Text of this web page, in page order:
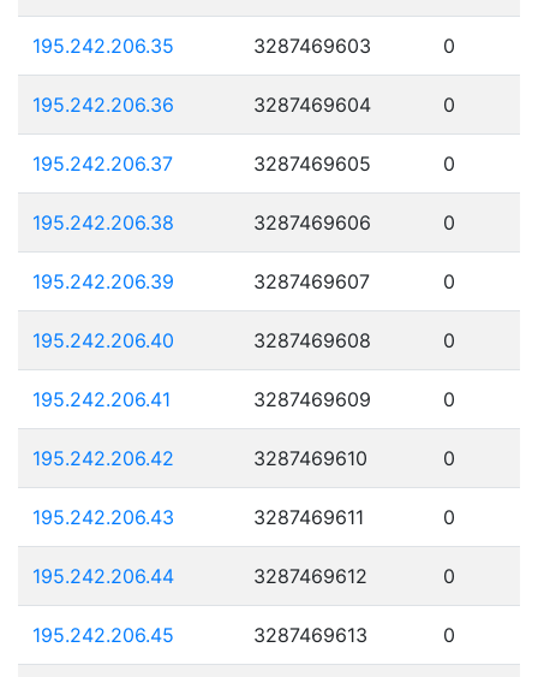
195.242.206.35 3287469603 0
195.242.206.36 3287469604 0
195.242.206.37 3287469605 0
195.242.206.38 3287469606 0
195.242.206.39 3287469607 0
195.242.206.40 3287469608 0
195.242.206.41 3287469609 0
195.242.206.42 3287469610 0
195.242.206.43 3287469611 0
195.242.206.44 3287469612 0
195.242.206.45 3287469613 0